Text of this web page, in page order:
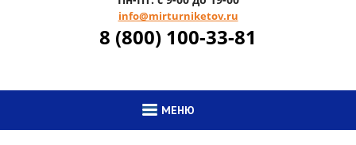
info@mirturniketov.ru
8 (800) 100-33-81
МЕНЮ